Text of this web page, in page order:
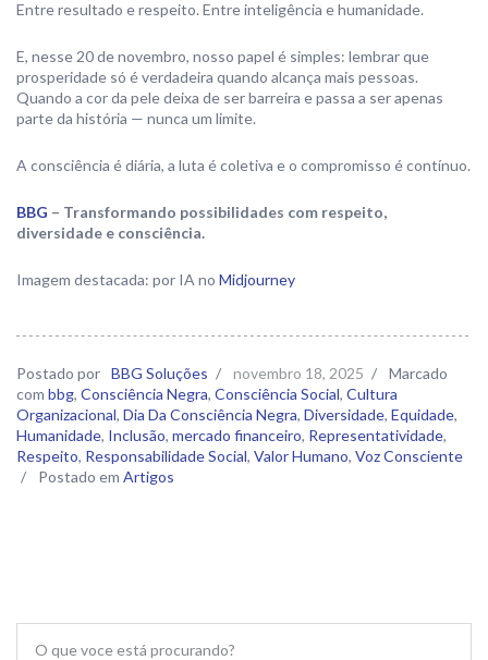
Entre resultado e respeito. Entre inteligência e humanidade.
E, nesse 20 de novembro, nosso papel é simples: lembrar que
prosperidade só é verdadeira quando alcança mais pessoas.
Quando a cor da pele deixa de ser barreira e passa a ser apenas
parte da história — nunca um limite.
A consciência é diária, a luta é coletiva e o compromisso é contínuo.
BBG – Transformando possibilidades com respeito,
diversidade e consciência.
Imagem destacada: por IA no Midjourney
Postado por BBG Soluções / novembro 18, 2025 /
Marcado
com bbg, Consciência Negra, Consciência Social, Cultura
Organizacional, Dia Da Consciência Negra, Diversidade, Equidade,
Humanidade, Inclusão, mercado financeiro, Representatividade,
Respeito, Responsabilidade Social, Valor Humano, Voz Consciente
/
Postado em Artigos